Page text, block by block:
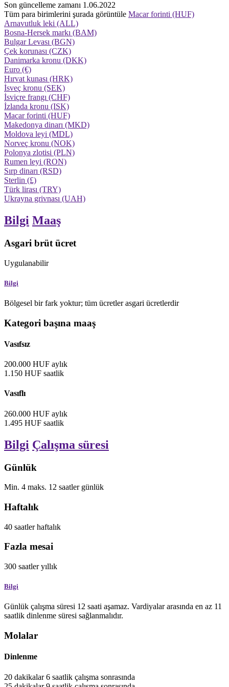
Son güncelleme zamanı 1.06.2022
Tüm para birimlerini şurada görüntüle Macar forinti (HUF)
Arnavutluk leki (ALL)
Bosna-Hersek markı (BAM)
Bulgar Levası (BGN)
Çek korunası (CZK)
Danimarka kronu (DKK)
Euro (€)
Hırvat kunası (HRK)
İsveç kronu (SEK)
İsviçre frangı (CHF)
İzlanda kronu (ISK)
Macar forinti (HUF)
Makedonya dinarı (MKD)
Moldova leyi (MDL)
Norveç kronu (NOK)
Polonya zlotisi (PLN)
Rumen leyi (RON)
Sırp dinarı (RSD)
Sterlin (£)
Türk lirası (TRY)
Ukrayna grivnası (UAH)
Bilgi Maaş
Asgari brüt ücret
Uygulanabilir
Bilgi
Bölgesel bir fark yoktur; tüm ücretler asgari ücretlerdir
Kategori başına maaş
Vasıfsız
200.000 HUF aylık
1.150 HUF saatlik
Vasıflı
260.000 HUF aylık
1.495 HUF saatlik
Bilgi Çalışma süresi
Günlük
Min. 4 maks. 12 saatler günlük
Haftalık
40 saatlerhaftalık
Fazla mesai
300 saatleryıllık
Bilgi
Günlük çalışma süresi 12 saati aşamaz. Vardiyalar arasında en az 11
saatlik dinlenme süresi sağlanmalıdır.
Molalar
Dinlenme
20 dakikalar6 saatlik çalışma sonrasında